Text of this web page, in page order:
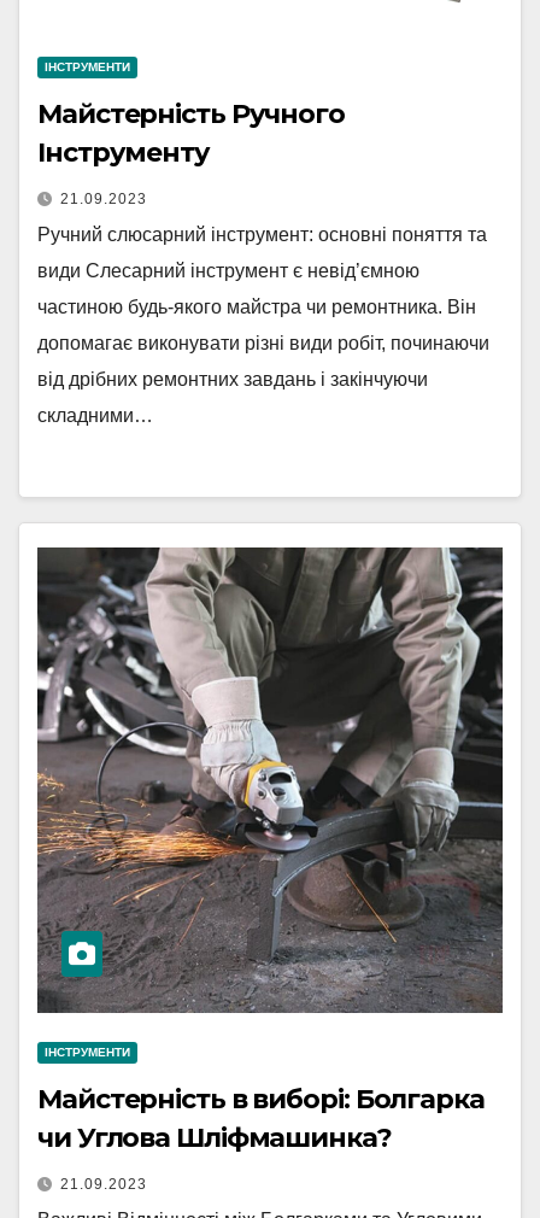
ІНСТРУМЕНТИ
Майстерність Ручного
Інструменту
21.09.2023
Ручний слюсарний інструмент: основні поняття та
види Слесарний інструмент є невід’ємною
частиною будь-якого майстра чи ремонтника. Він
допомагає виконувати різні види робіт, починаючи
від дрібних ремонтних завдань і закінчуючи
складними…
ІНСТРУМЕНТИ
Майстерність в виборі: Болгарка
чи Углова Шліфмашинка?
21.09.2023